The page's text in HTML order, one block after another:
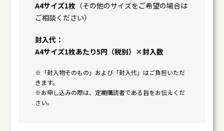
A4サイズ1枚 （その他のサイズをご希望の場合は
ご相談ください）
封入代
A4サイズ1枚あたり5円（税別）×封入数
※「封入物そのもの」および「封入代」はご負担いただ
きます。
※お申し込みの際は、定期購読者である旨をお伝えくだ
さい。